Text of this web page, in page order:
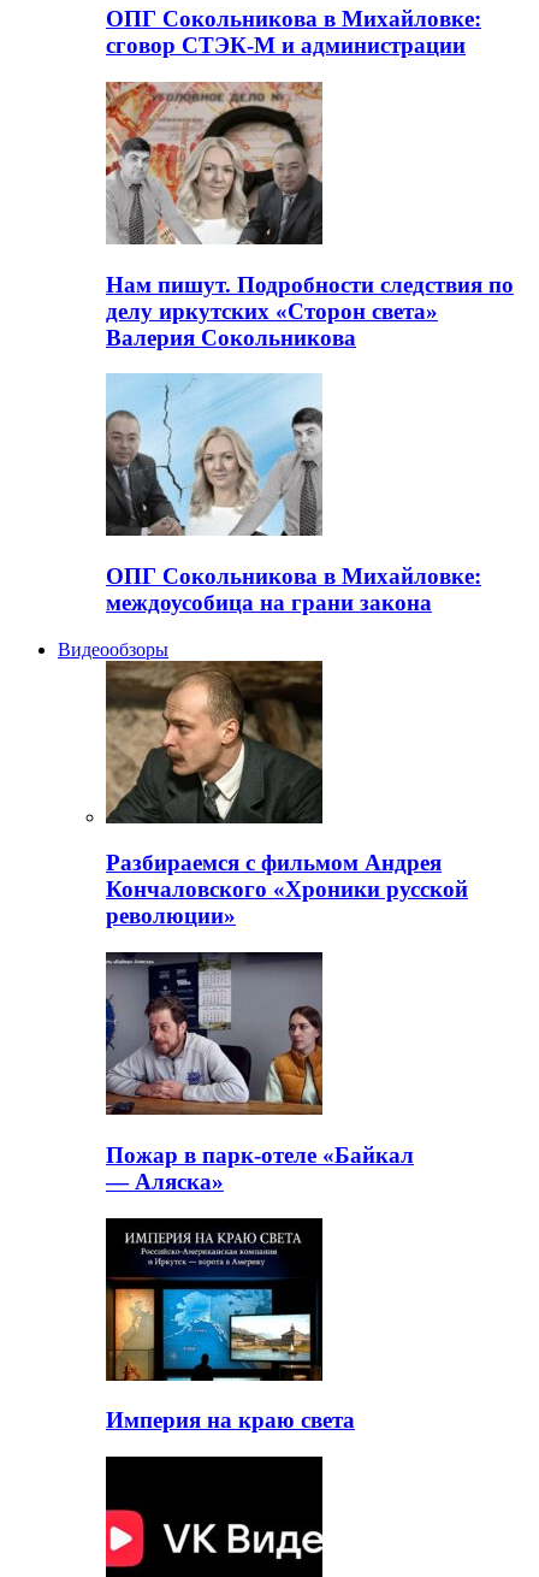
ОПГ Сокольникова в Михайловке:
сговор СТЭК-М и администрации
Нам пишут. Подробности следствия по
делу иркутских «Сторон света»
Валерия Сокольникова
ОПГ Сокольникова в Михайловке:
междоусобица на грани закона
Видеообзоры
Разбираемся с фильмом Андрея
Кончаловского «Хроники русской
революции»
Пожар в парк-отеле «Байкал
— Аляска»
Империя на краю света